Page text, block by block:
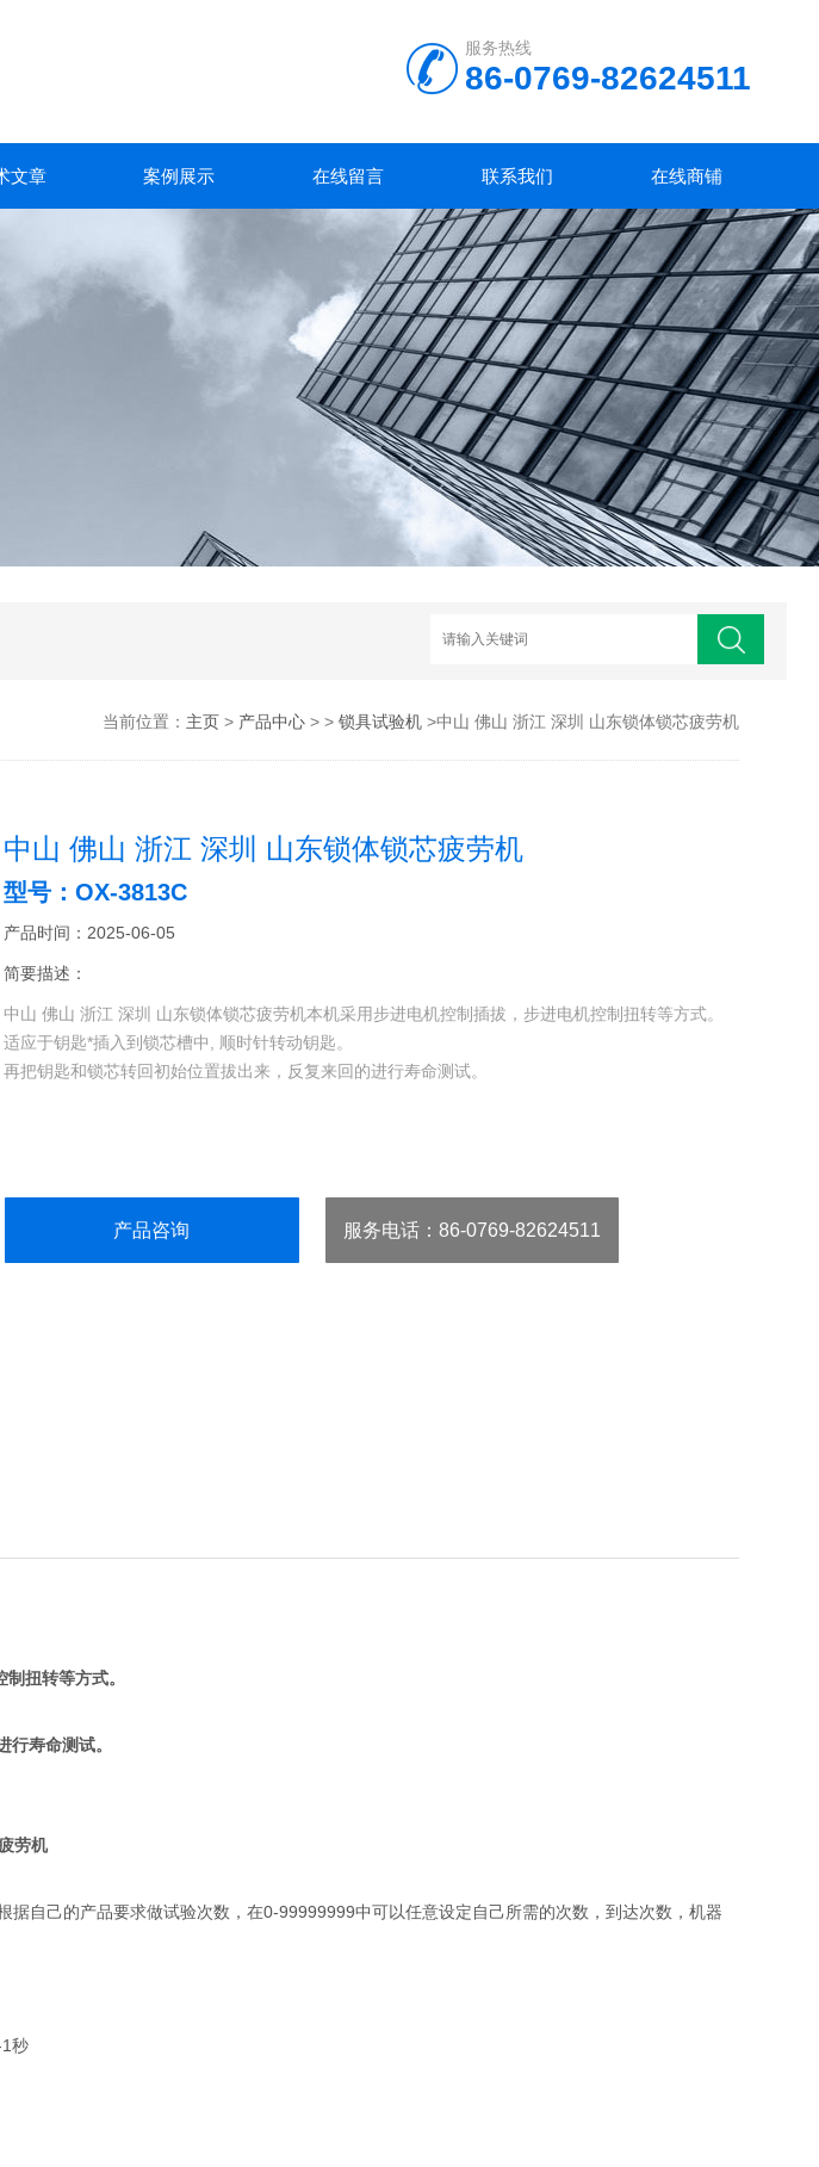
服务热线
86-0769-82624511
文章 案例展示 在线留言 联系我们 在线商铺
当前位置： 主页> 产品中心> > 锁具试验机>中山 佛山 浙江 深圳 山东锁体锁芯疲劳机
中山 佛山 浙江 深圳 山东锁体锁芯疲劳机
型号：OX-3813C
产品时间：2025-06-05
简要描述：
中山 佛山 浙江 深圳 山东锁体锁芯疲劳机本机采用步进电机控制插拔，步进电机控制扭转等方式。
适应于钥匙*插入到锁芯槽中, 顺时针转动钥匙。
再把钥匙和锁芯转回初始位置拔出来，反复来回的进行寿命测试。
产品咨询 服务电话 ：86-0769-82624511
扭转等方式。
寿命测试。
劳机
据自己的产品要求做试验次数，在0-99999999中可以任意设定自己所需的次数，到达次数，机器
秒